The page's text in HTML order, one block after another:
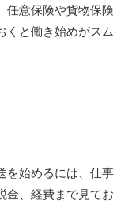
任意保険や貨物保険
くと働き始めがスム
を始めるには、仕事
金、経費まで見てお